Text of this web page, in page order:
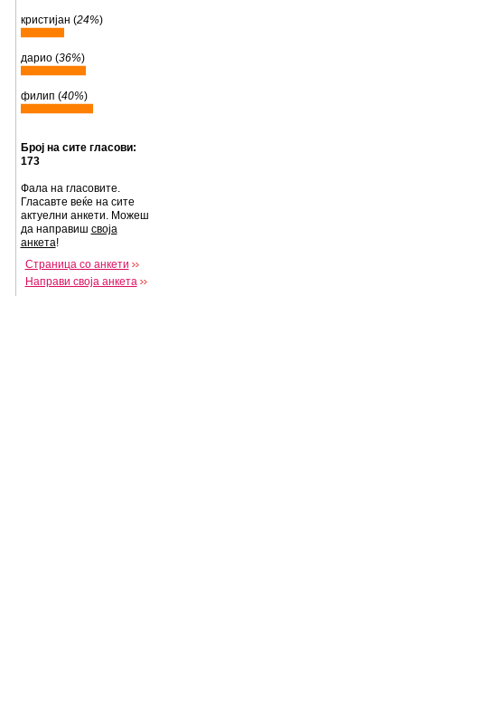
кристијан (24%)
дарио (36%)
филип (40%)
Број на сите гласови:
173
Фала на гласовите.
Гласавте веќе на сите
актуелни анкети. Можеш
да направиш своја
анкета!
Страница со анкети
Направи своја анкета